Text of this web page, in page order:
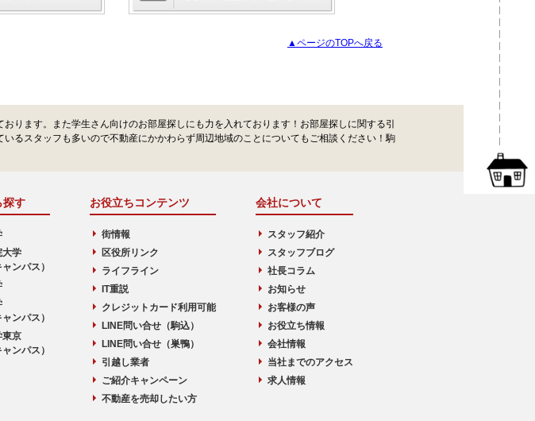
▲ページのTOPへ戻る
ります。また学生さん向けのお部屋探しにも力を入れております！お部屋探しに関する引
るスタッフも多いので不動産にかかわらず周辺地域のことについてもご相談ください！駒
探す
大学
ャンパス）
ャンパス）
東京
ャンパス）
お役立ちコンテンツ
街情報
区役所リンク
ライフライン
IT重説
クレジットカード利用可能
LINE問い合せ（駒込）
LINE問い合せ（巣鴨）
引越し業者
ご紹介キャンペーン
不動産を売却したい方
会社について
スタッフ紹介
スタッフブログ
社長コラム
お知らせ
お客様の声
お役立ち情報
会社情報
当社までのアクセス
求人情報